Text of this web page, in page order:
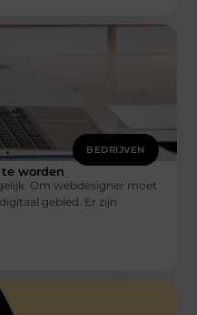
BEDRIJVEN
worden
Om webdesigner moet
gebied. Er zijn